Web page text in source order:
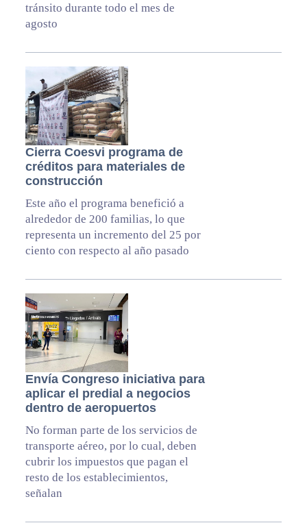
tránsito durante todo el mes de
agosto
Cierra Coesvi programa de
créditos para materiales de
construcción
Este año el programa benefició a
alrededor de 200 familias, lo que
representa un incremento del 25 por
ciento con respecto al año pasado
Envía Congreso iniciativa para
aplicar el predial a negocios
dentro de aeropuertos
No forman parte de los servicios de
transporte aéreo, por lo cual, deben
cubrir los impuestos que pagan el
resto de los establecimientos,
señalan